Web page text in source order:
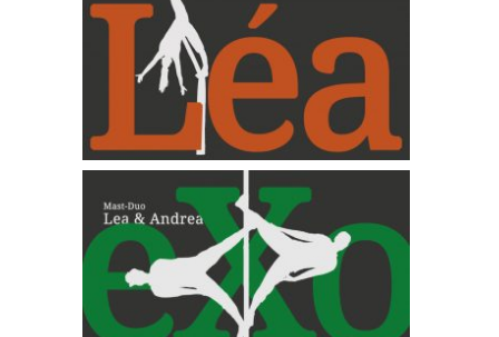
tissue
AKTUELL – Mast Duo “eXo”